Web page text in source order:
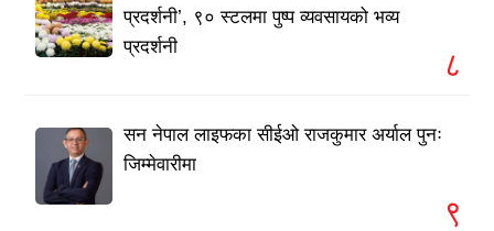
प्रदर्शनी’, ९० स्टलमा पुष्प व्यवसायको भव्य
प्रदर्शनी
८
सन नेपाल लाइफका सीईओ राजकुमार अर्याल पुनः
जिम्मेवारीमा
९